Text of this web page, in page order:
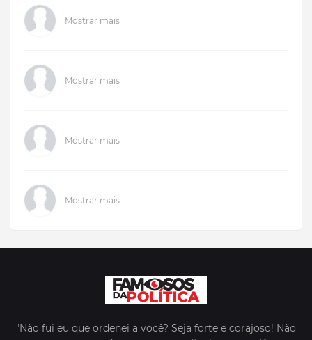
Mostrar mais
Mostrar mais
Mostrar mais
Mostrar mais
"Não fui eu que ordenei a você? Seja forte e corajoso! Não